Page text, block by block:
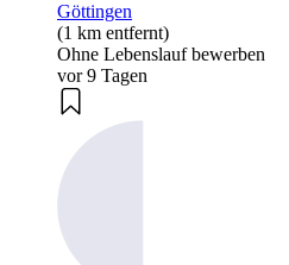
Göttingen
(1 km entfernt)
Ohne Lebenslauf bewerben
vor 9 Tagen